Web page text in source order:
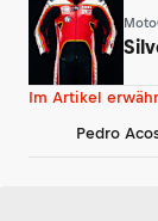
Im Artikel
Pedro